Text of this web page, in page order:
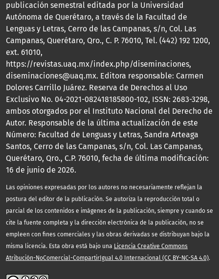
publicación semestral editada por la Universidad
Autónoma de Querétaro, a través de la Facultad de
Lenguas y Letras, Cerro de las Campanas, s/n, Col. Las
Campanas, Querétaro, Qro., C. P. 76010, Tel. (442) 192 1200,
ext. 61010,
https://revistas.uaq.mx/index.php/diseminaciones,
diseminaciones@uaq.mx. Editora responsable: Carmen
Dolores Carrillo Juárez. Reserva de Derechos al Uso
Exclusivo No. 04-2021-082418185800-102, ISSN: 2683-3298,
ambos otorgados por el Instituto Nacional del Derecho de
Autor. Responsable de la última actualización de este
Número: Facultad de Lenguas y Letras, Sandra Arteaga
Santos, Cerro de las Campanas, s/n, Col. Las Campanas,
Querétaro, Qro., C.P. 76010, fecha de última modificación:
16 de junio de 2026.
Las opiniones expresadas por los autores no necesariamente reflejan la
postura del editor de la publicación. Se autoriza la reproducción total o
parcial de los contenidos e imágenes de la publicación, siempre y cuando se
cite la fuente completa y la dirección electrónica de la publicación, no se
empleen con fines comerciales y las obras derivadas se distribuyan bajo la
misma licencia. Esta obra está bajo una Licencia Creative Commons
Atribución-NoComercial-CompartirIgual 4.0 Internacional (CC BY-NC-SA 4.0).